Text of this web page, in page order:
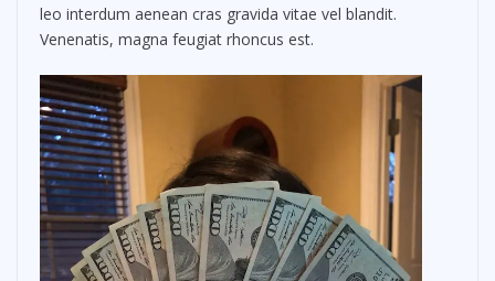
leo interdum aenean cras gravida vitae vel blandit.
Venenatis, magna feugiat rhoncus est.